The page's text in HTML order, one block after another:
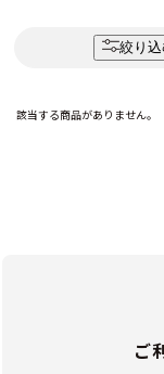
絞り込
該当する商品がありません。
ご